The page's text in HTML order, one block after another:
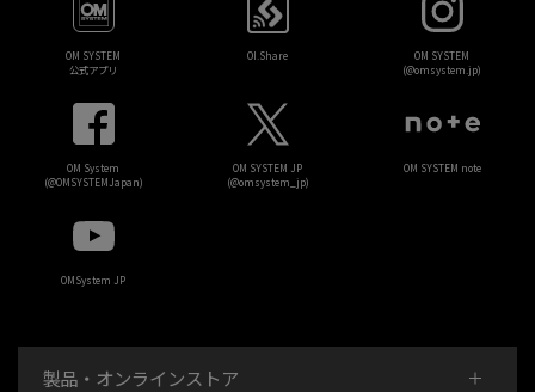
OM SYSTEM
公式アプリ
OI.Share
OM SYSTEM
(@omsystem.jp)
OM System
(@OMSYSTEMJapan)
OM SYSTEM JP
(@omsystem_jp)
OM SYSTEM note
OMSystem JP
製品・オンラインストア